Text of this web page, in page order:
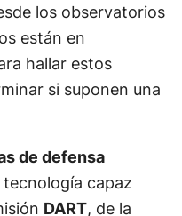
los observatorios
están en
hallar estos
si suponen una
de defensa
capaz
DART, de la